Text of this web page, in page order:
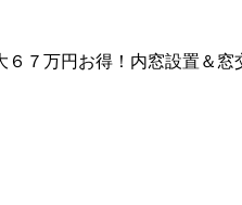
７万円お得！内窓設置＆窓